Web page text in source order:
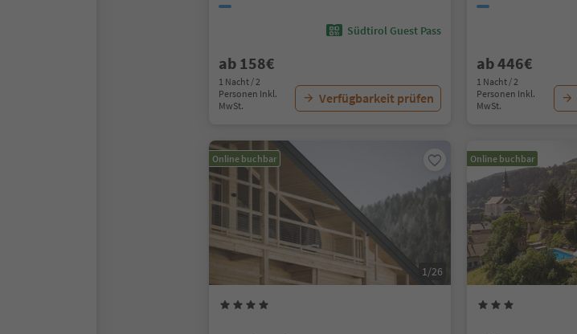
Südtirol Guest Pass
ab 158€
1 Nacht / 2
Personen Inkl.
MwSt.
Verfügbarkeit prüfen
ab 446€
1 Nacht / 2
Personen Inkl.
MwSt.
Online buchbar
1/26
Online buchbar